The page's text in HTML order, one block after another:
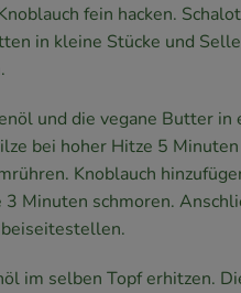
fein hacken.
in kleine Stücke und
und die vegane Butter in
bei hoher Hitze 5
Knoblauch
Minuten schmoren.
im selben Topf erhitzen.